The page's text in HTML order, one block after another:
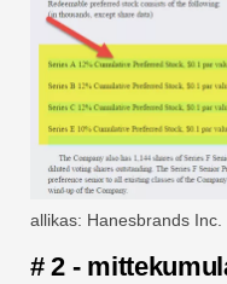
allikas: Hanesbrands Inc.
# 2 -